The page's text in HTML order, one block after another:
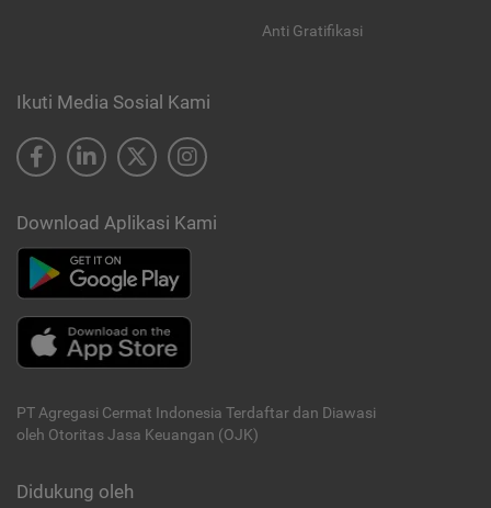
Anti Gratifikasi
Ikuti Media Sosial Kami
Download Aplikasi Kami
PT Agregasi Cermat Indonesia Terdaftar dan Diawasi
oleh Otoritas Jasa Keuangan (OJK)
Didukung oleh